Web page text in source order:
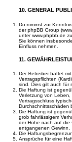
10. GENERAL
Du nimmst zur
der phpBB Group
unter www.phpbb.de
Sie können
Einfluss nehmen.
11.
Der Betreiber haftet
Vertragspflichten
sind. Dies gilt auch für
Die Haftung ist
Verletzung von
Vertragsschluss
Durchschnittsschäden
Die Haftung ist
grob fahrlässigem
der Höhe nach auf die
entgangenen Gewinn.
Die
Ansprüche für eine